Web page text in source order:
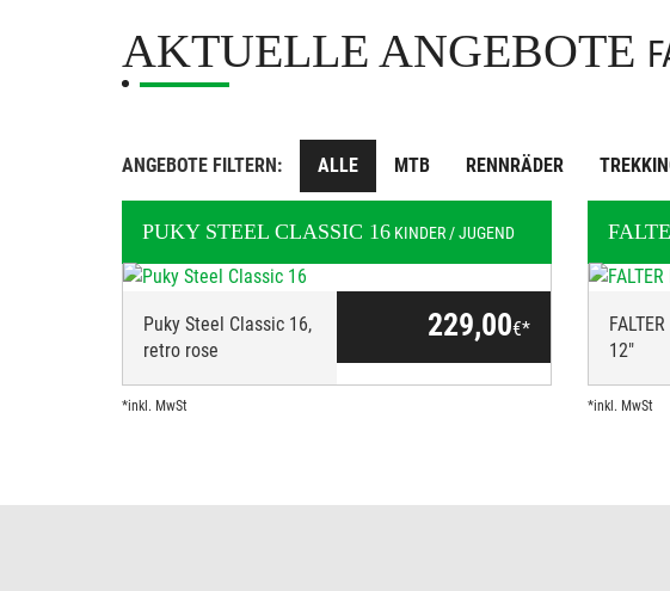
AKTUELLE ANGEBOTE
ANGEBOTE FILTERN: ALLE MTB RENNRÄDER
PUKY STEEL CLASSIC 16 KINDER / JUGEND
Puky Steel Classic 16,
retro rose
229,00€*
*inkl. MwSt
12"
*inkl. MwSt